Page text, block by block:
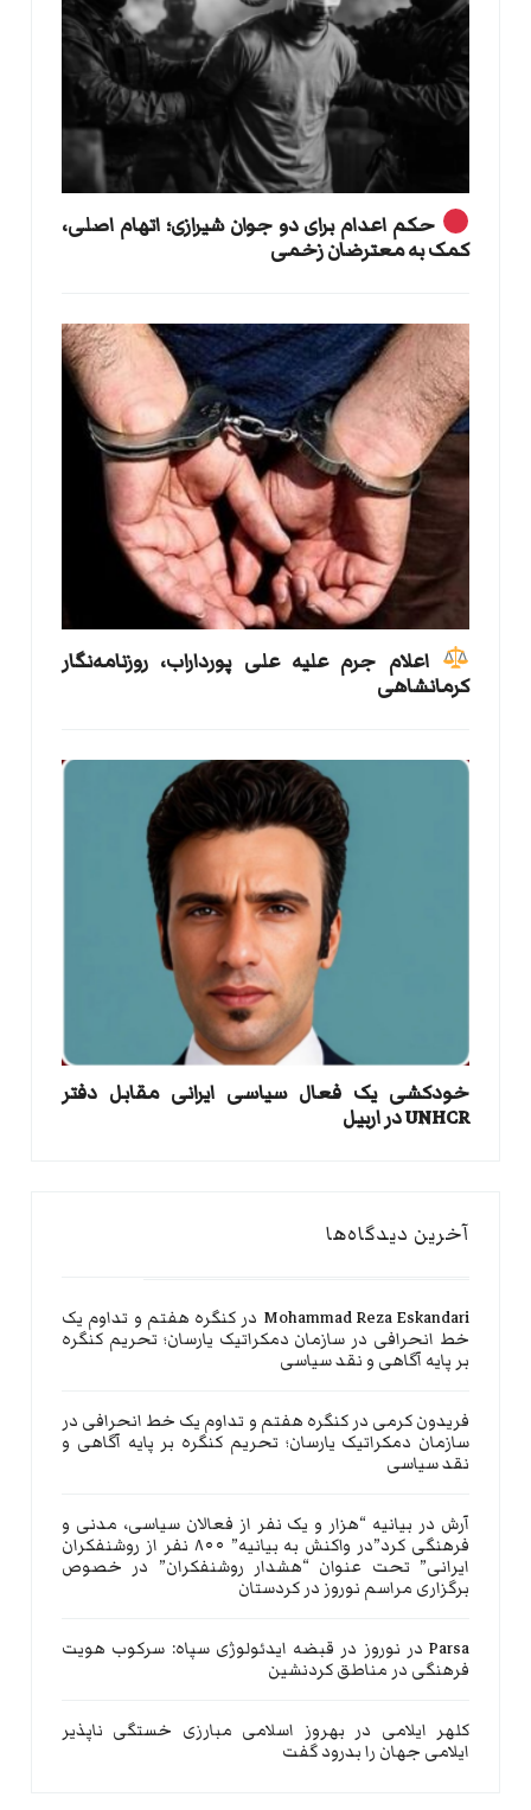
حکم اعدام برای دو جوان شیرازی؛ اتهام اصلی،
کمک به معترضان زخمی
اعلام جرم علیه علی پورداراب، روزنامه‌نگار
کرمانشاهی
خودکشی یک فعال سیاسی ایرانی مقابل دفتر
UNHCR در اربیل
آخرین دیدگاه‌ها
Mohammad Reza Eskandari در کنگره هفتم و تداوم یک
خط انحرافی در سازمان دمکراتیک یارسان؛ تحریم کنگره
بر پایه آگاهی و نقد سیاسی
فریدون کرمی درکنگره هفتم و تداوم یک خط انحرافی در
سازمان دمکراتیک یارسان؛ تحریم کنگره بر پایه آگاهی و
نقد سیاسی
آرش در بیانیه “هزار و یک نفر از فعالان سیاسی، مدنی و
فرهنگی کرد”در واکنش به بیانیه” ۸۰۰ نفر از روشنفکران
ایرانی” تحت عنوان “هشدار روشنفکران” در خصوص
برگزاری مراسم نوروز در کردستان
Parsa در نوروز در قبضه ایدئولوژی سپاه: سرکوب هویت
فرهنگی در مناطق کردنشین
کلهر ایلامی در بهروز اسلامی مبارزی خستگی ناپذیر
ایلامی جهان را بدرود گفت